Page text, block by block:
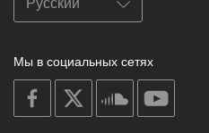
Мы в социальных сетях
on
facebook
soundcloud